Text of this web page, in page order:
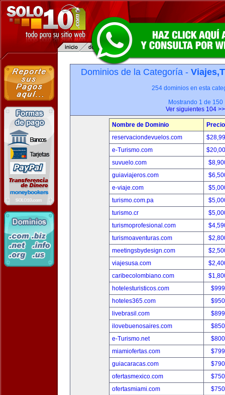
Dominios de la Categoría -
254 dominios en esta
Mostrando 1 de 150
Ver siguientes 104 >>
Nombre de Dominio
Precio
reservaciondevuelos.com
e-Turismo.com
suvuelo.com
guiaviajeros.com
e-viaje.com
turismo.com.pa
turismo.cr
turismoprofesional.com
turismoaventuras.com
meetingsbydesign.com
viajesusa.com
caribecolombiano.com
hotelesturisticos.com
hoteles365.com
livebrasil.com
ilovebuenosaires.com
e-Turismo.net
miamiofertas.com
guiacaracas.com
ofertasmexico.com
ofertasmiami.com